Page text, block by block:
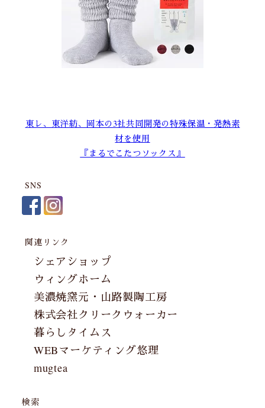
東レ、東洋紡、岡本の3社共同開発の特殊保温・発熱素
材を使用
『まるでこたつソックス』
SNS
関連リンク
シェアショップ
ウィングホーム
美濃焼窯元・山路製陶工房
株式会社クリークウォーカー
暮らしタイムス
WEBマーケティング悠理
mugtea
検索